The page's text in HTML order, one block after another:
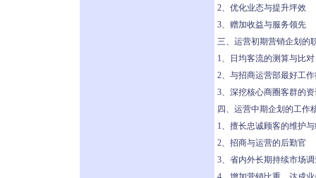
2、优化业态与提升坪效
3、赠加收益与服务领先
三、运营初期营销企划的
1、日均客流的测算与比对
2、与招商运营部最好工
3、深挖核心商圈客群的
四、运营中期企划的工作
1、擅长忠诚顾客的维护
2、招商与运营的后勤官
3、省内外长期持续市场